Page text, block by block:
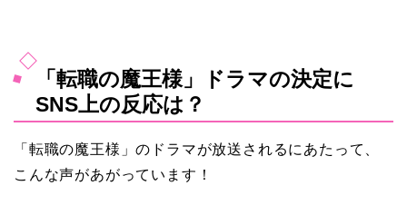
「転職の魔王様」ドラマの決定に
SNS上の反応は？
「転職の魔王様」のドラマが放送されるにあたって、
こんな声があがっています！